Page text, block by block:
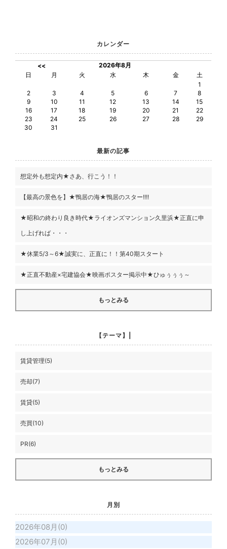
カレンダー
<<
2026年8月
日
月 火 水 木 金
土
1
2
3 4 5 6 7
8
9
10 11 12 13 14
15
16
17 18 19 20 21
22
23
24 25 26 27 28
29
30
31
最新の記事
想定外も想定内★さあ、行こう！！
【最高の景色を】★鴨居の海★鴨居のスター!!!!
★昭和の終わり良き時代★ライオンズマンション久里浜★正直に申
し上げれば・・・
★休業5/3～6★誠実に、正直に！！第40期スタート
★正直不動産×宅建協会★映画ポスター掲示中★ひゅぅぅぅ～
もっとみる
【テーマ】|
賃貸管理(5)
売却(7)
賃貸(5)
売買(10)
PR(6)
もっとみる
月別
2026年08月(0)
2026年07月(0)